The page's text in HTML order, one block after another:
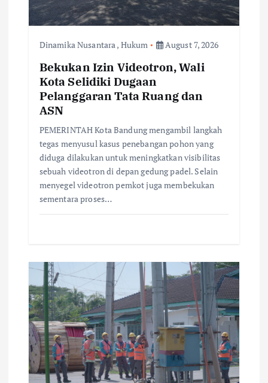
Dinamika Nusantara , Hukum August 7, 2026
Bekukan Izin Videotron, Wali
Kota Selidiki Dugaan
Pelanggaran Tata Ruang dan
ASN
PEMERINTAH Kota Bandung mengambil langkah
tegas menyusul kasus penebangan pohon yang
diduga dilakukan untuk meningkatkan visibilitas
sebuah videotron di depan gedung padel. Selain
menyegel videotron pemkot juga membekukan
sementara proses…